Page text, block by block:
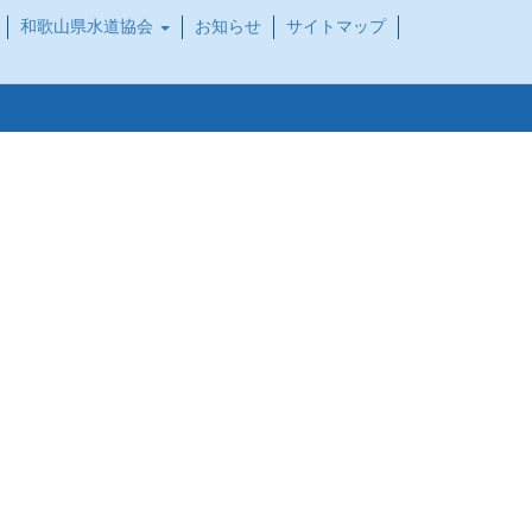
和歌山県水道協会 お知らせ サイトマップ